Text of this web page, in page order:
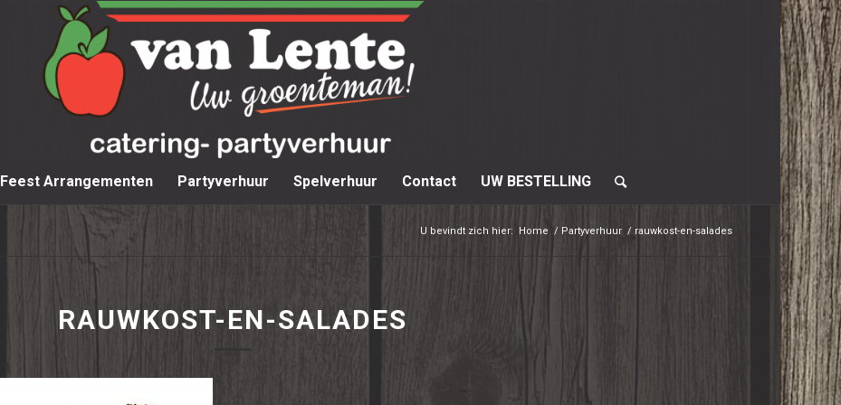
Feest Arrangementen Partyverhuur Spelverhuur Contact UW BESTELLING
U bevindt zich hier: Home / Partyverhuur / rauwkost-en-salades
RAUWKOST-EN-SALADES